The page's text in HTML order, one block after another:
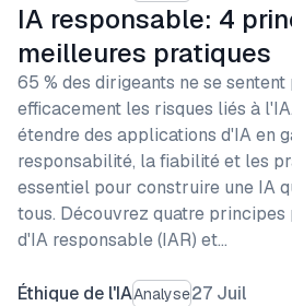
IA responsable: 4
meilleures pratiques
65 % des dirigeants ne se
efficacement les risques liés à
étendre des applications d'IA en
responsabilité, la fiabilité et les
essentiel pour construire une IA
tous. Découvrez quatre
d'IA responsable (IAR) et…
Éthique de l'IAAnalyse27 Juil